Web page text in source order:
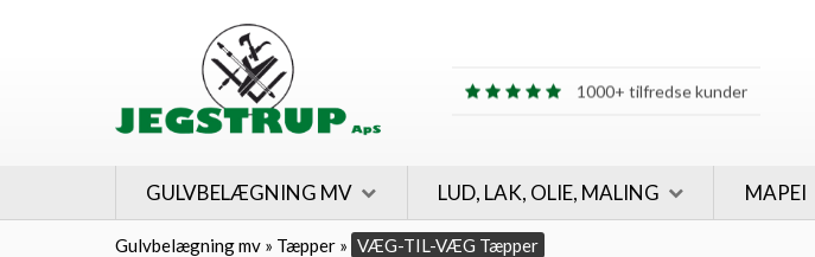
1000+ tilfredse kunder
1000+ tilfredse kunder
GULVBELÆGNING MV LUD, LAK, OLIE, MALING MAPEI
Gulvbelægning mv » Tæpper » VÆG-TIL-VÆG Tæpper